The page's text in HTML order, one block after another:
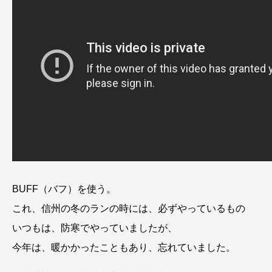
BUFF（バフ）を使う。
これ、信州の冬のランの時には、必ずやっているもの
いつもは、防寒でやっていましたが、
今年は、暖かかったこともあり、忘れていました。